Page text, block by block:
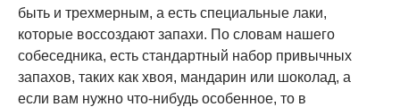
быть и трехмерным, а есть специальные лаки,
которые воссоздают запахи. По словам нашего
собеседника, есть стандартный набор привычных
запахов, таких как хвоя, мандарин или шоколад, а
если вам нужно что-нибудь особенное, то в